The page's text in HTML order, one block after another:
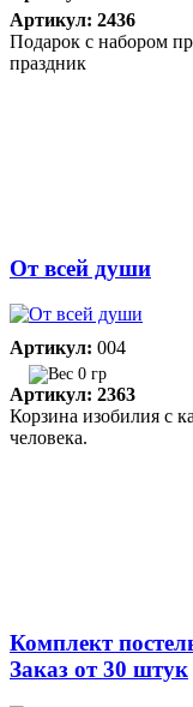
Артикул: 2436
Подарок с набором
праздник
От всей души
Артикул: 004
0 гр
Артикул: 2363
Корзина изобилия с
человека.
Комплект
Заказ от 30 штук